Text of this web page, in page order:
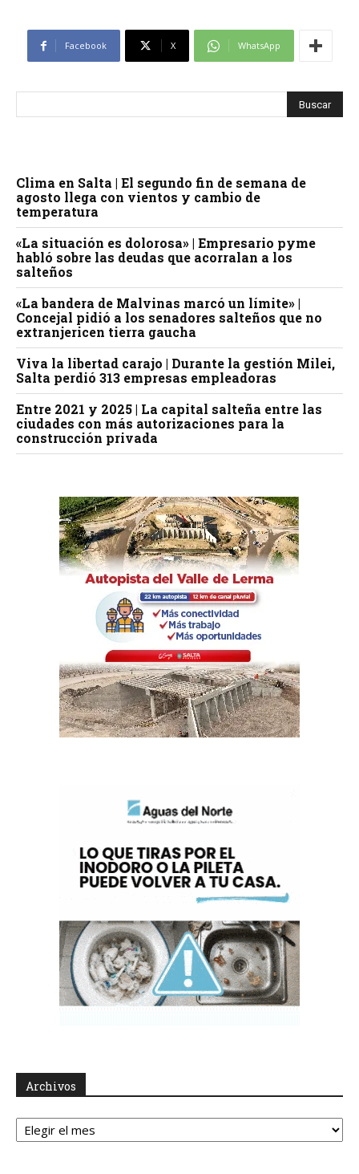
Facebook X WhatsApp
Clima en Salta | El segundo fin de semana de
agosto llega con vientos y cambio de
temperatura
«La situación es dolorosa» | Empresario pyme
habló sobre las deudas que acorralan a los
salteños
«La bandera de Malvinas marcó un límite» |
Concejal pidió a los senadores salteños que no
extranjericen tierra gaucha
Viva la libertad carajo | Durante la gestión Milei,
Salta perdió 313 empresas empleadoras
Entre 2021 y 2025 | La capital salteña entre las
ciudades con más autorizaciones para la
construcción privada
Archivos
Archivos